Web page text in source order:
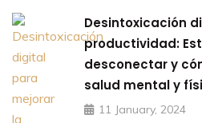
Desintoxicación
productividad:
desconectar y
salud mental y
11 January, 2024